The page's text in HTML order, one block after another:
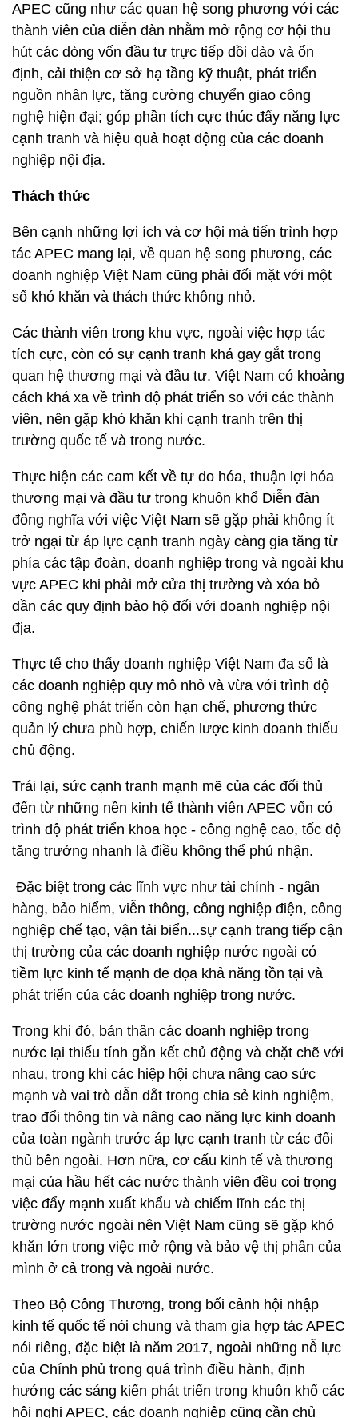
APEC cũng như các quan hệ song phương với các
thành viên của diễn đàn nhằm mở rộng cơ hội thu
hút các dòng vốn đầu tư trực tiếp dồi dào và ổn
định, cải thiện cơ sở hạ tầng kỹ thuật, phát triển
nguồn nhân lực, tăng cường chuyển giao công
nghệ hiện đại; góp phần tích cực thúc đẩy năng lực
cạnh tranh và hiệu quả hoạt động của các doanh
nghiệp nội địa.
Thách thức
Bên cạnh những lợi ích và cơ hội mà tiến trình hợp
tác APEC mang lại, về quan hệ song phương, các
doanh nghiệp Việt Nam cũng phải đối mặt với một
số khó khăn và thách thức không nhỏ.
Các thành viên trong khu vực, ngoài việc hợp tác
tích cực, còn có sự cạnh tranh khá gay gắt trong
quan hệ thương mại và đầu tư. Việt Nam có khoảng
cách khá xa về trình độ phát triển so với các thành
viên, nên gặp khó khăn khi cạnh tranh trên thị
trường quốc tế và trong nước.
Thực hiện các cam kết về tự do hóa, thuận lợi hóa
thương mại và đầu tư trong khuôn khổ Diễn đàn
đồng nghĩa với việc Việt Nam sẽ gặp phải không ít
trở ngại từ áp lực cạnh tranh ngày càng gia tăng từ
phía các tập đoàn, doanh nghiệp trong và ngoài khu
vực APEC khi phải mở cửa thị trường và xóa bỏ
dần các quy định bảo hộ đối với doanh nghiệp nội
địa.
Thực tế cho thấy doanh nghiệp Việt Nam đa số là
các doanh nghiệp quy mô nhỏ và vừa với trình độ
công nghệ phát triển còn hạn chế, phương thức
quản lý chưa phù hợp, chiến lược kinh doanh thiếu
chủ động.
Trái lại, sức cạnh tranh mạnh mẽ của các đối thủ
đến từ những nền kinh tế thành viên APEC vốn có
trình độ phát triển khoa học - công nghệ cao, tốc độ
tăng trưởng nhanh là điều không thể phủ nhận.
Đặc biệt trong các lĩnh vực như tài chính - ngân
hàng, bảo hiểm, viễn thông, công nghiệp điện, công
nghiệp chế tạo, vận tải biển...sự cạnh trang tiếp cận
thị trường của các doanh nghiệp nước ngoài có
tiềm lực kinh tế mạnh đe dọa khả năng tồn tại và
phát triển của các doanh nghiệp trong nước.
Trong khi đó, bản thân các doanh nghiệp trong
nước lại thiếu tính gắn kết chủ động và chặt chẽ với
nhau, trong khi các hiệp hội chưa nâng cao sức
mạnh và vai trò dẫn dắt trong chia sẻ kinh nghiệm,
trao đổi thông tin và nâng cao năng lực kinh doanh
của toàn ngành trước áp lực cạnh tranh từ các đối
thủ bên ngoài. Hơn nữa, cơ cấu kinh tế và thương
mại của hầu hết các nước thành viên đều coi trọng
việc đẩy mạnh xuất khẩu và chiếm lĩnh các thị
trường nước ngoài nên Việt Nam cũng sẽ gặp khó
khăn lớn trong việc mở rộng và bảo vệ thị phần của
mình ở cả trong và ngoài nước.
Theo Bộ Công Thương, trong bối cảnh hội nhập
kinh tế quốc tế nói chung và tham gia hợp tác APEC
nói riêng, đặc biệt là năm 2017, ngoài những nỗ lực
của Chính phủ trong quá trình điều hành, định
hướng các sáng kiến phát triển trong khuôn khổ các
hội nghị APEC, các doanh nghiệp cũng cần chủ